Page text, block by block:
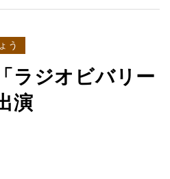
う
ラジオビバリー
演